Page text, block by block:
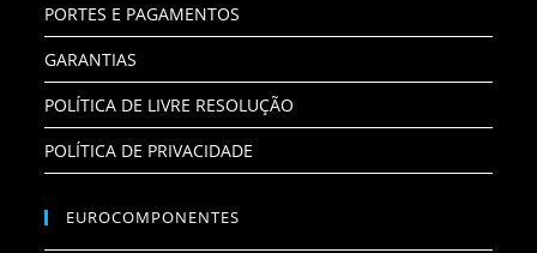
PORTES E PAGAMENTOS
GARANTIAS
POLÍTICA DE LIVRE RESOLUÇÃO
POLÍTICA DE PRIVACIDADE
EUROCOMPONENTES